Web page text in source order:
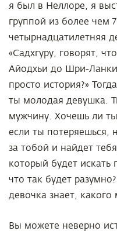
я был в Неллоре, я
группой из более чем
четырнадцатилетняя
«Садхгуру, говорят,
Айодхьи до Шри-
просто история?»
ты молодая девушка.
мужчину. Хочешь ли
если ты потеряешься,
за тобой и найдет
который будет
что так будет
девочка знает,
Вы можете неверно